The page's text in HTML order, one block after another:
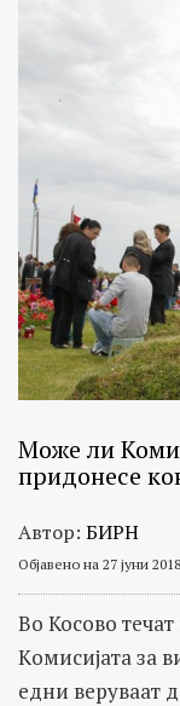
истраги
можни
злоупотреби.
Истражувањата
на
БИРН
се
темелат
исклучиво
на
факти.
Може ли
придонесе
Автор: БИРН
Објавено на 27 јуни
Во Косово
Kомисијата за
едни веруваат